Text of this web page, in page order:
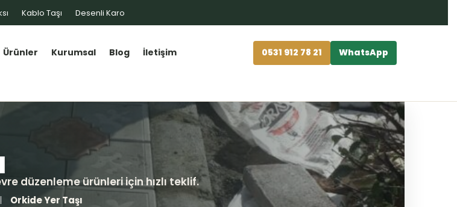
Kablo Taşı Desenli Karo
Ürünler Kurumsal Blog İletişim 0531 912 78 21 WhatsApp
Orkide Yer Taşı